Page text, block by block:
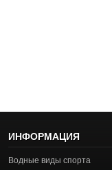
ИНФОРМАЦИЯ
Водные виды спорта